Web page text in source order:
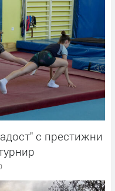
с престижни